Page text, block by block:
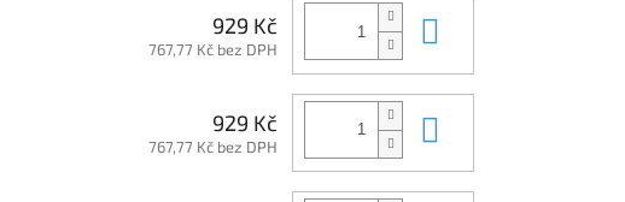
929 Kč
767,77 Kč bez DPH
929 Kč
767,77 Kč bez DPH